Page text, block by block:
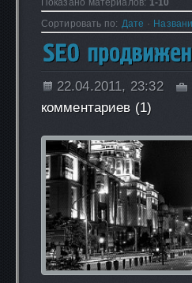
Показано материалов: 1-10
Сортировать по: Дате ·
22.04.2011, 23:32
комментариев (1)